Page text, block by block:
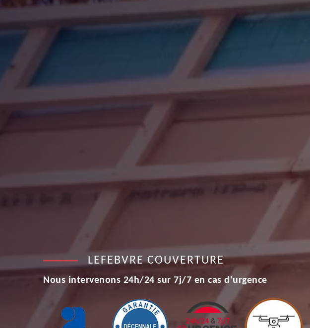
LEFEBVRE COUVERTURE
Nous intervenons 24h/24 sur 7j/7 en cas d'urgence